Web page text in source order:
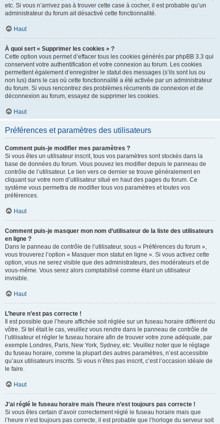
etc. Si vous n’arrivez pas à trouver cette case à cocher, il est probable qu’un
administrateur du forum ait désactivé cette fonctionnalité.
Haut
À quoi sert « Supprimer les cookies » ?
Cette option vous permet d’effacer tous les cookies générés par phpBB 3.3 qui
conservent votre authentification et votre connexion au forum. Les cookies
permettent également d’enregistrer le statut des messages (s’ils sont lus ou
non lus) dans le cas où cette fonctionnalité a été activée par un administrateur
du forum. Si vous rencontrez des problèmes récurrents de connexion et de
déconnexion au forum, essayez de supprimer les cookies.
Haut
Préférences et paramètres des utilisateurs
Comment puis-je modifier mes paramètres ?
Si vous êtes un utilisateur inscrit, tous vos paramètres sont stockés dans la
base de données du forum. Vous pouvez les modifier depuis le panneau de
contrôle de l’utilisateur. Le lien vers ce dernier se trouve généralement en
cliquant sur votre nom d’utilisateur situé en haut des pages du forum. Ce
système vous permettra de modifier tous vos paramètres et toutes vos
préférences.
Haut
Comment puis-je masquer mon nom d’utilisateur de la liste des utilisateurs
en ligne ?
Dans le panneau de contrôle de l’utilisateur, sous « Préférences du forum »,
vous trouverez l’option « Masquer mon statut en ligne ». Si vous activez cette
option, vous ne serez visible que des administrateurs, des modérateurs et de
vous-même. Vous serez alors comptabilisé comme étant un utilisateur
invisible.
Haut
L’heure n’est pas correcte !
Il est possible que l’heure affichée soit réglée sur un fuseau horaire différent du
vôtre. Si tel était le cas, veuillez vous rendre dans le panneau de contrôle de
l’utilisateur et régler le fuseau horaire afin de trouver votre zone adéquate, par
exemple Londres, Paris, New York, Sydney, etc. Veuillez noter que le réglage
du fuseau horaire, comme la plupart des autres paramètres, n’est accessible
qu’aux utilisateurs inscrits. Si vous n’êtes pas inscrit, c’est l’occasion idéale de
le faire.
Haut
J’ai réglé le fuseau horaire mais l’heure n’est toujours pas correcte !
Si vous êtes certain d’avoir correctement réglé le fuseau horaire mais que
l’heure n’est toujours pas correcte, il est probable que l’horloge du serveur soit